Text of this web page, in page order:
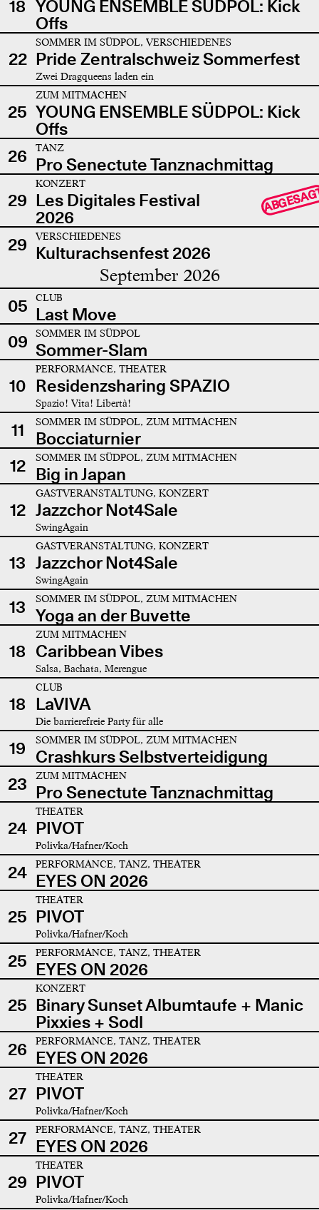
18 YOUNG ENSEMBLE SÜDPOL: Kick
Offs
22
SOMMER IM SÜDPOL, VERSCHIEDENES
Pride Zentralschweiz Sommerfest
Zwei Dragqueens laden ein
25
ZUM MITMACHEN
YOUNG ENSEMBLE SÜDPOL: Kick
Offs
26
TANZ
Pro Senectute Tanznachmittag
29
KONZERT
Les Digitales Festival
2026
29 VERSCHIEDENES
Kulturachsenfest 2026
September 2026
05 CLUB
Last Move
09
SOMMER IM SÜDPOL
Sommer-Slam
10
PERFORMANCE, THEATER
Residenzsharing SPAZIO
Spazio! Vita! Libertà!
11 SOMMER IM SÜDPOL, ZUM MITMACHEN
Bocciaturnier
12
SOMMER IM SÜDPOL, ZUM MITMACHEN
Big in Japan
12
GASTVERANSTALTUNG, KONZERT
Jazzchor Not4Sale
SwingAgain
13
GASTVERANSTALTUNG, KONZERT
Jazzchor Not4Sale
SwingAgain
13 SOMMER IM SÜDPOL, ZUM MITMACHEN
Yoga an der Buvette
18
ZUM MITMACHEN
Caribbean Vibes
Salsa, Bachata, Merengue
18
CLUB
LaVIVA
Die barrierefreie Party für alle
19 SOMMER IM SÜDPOL, ZUM MITMACHEN
Crashkurs Selbstverteidigung
23
ZUM MITMACHEN
Pro Senectute Tanznachmittag
24
THEATER
PIVOT
Polivka/Hafner/Koch
24 PERFORMANCE, TANZ, THEATER
EYES ON 2026
25
THEATER
PIVOT
Polivka/Hafner/Koch
25 PERFORMANCE, TANZ, THEATER
EYES ON 2026
25
KONZERT
Binary Sunset Albumtaufe + Manic
Pixxies + Sodl
26
PERFORMANCE, TANZ, THEATER
EYES ON 2026
27
THEATER
PIVOT
Polivka/Hafner/Koch
27 PERFORMANCE, TANZ, THEATER
EYES ON 2026
29
THEATER
PIVOT
Polivka/Hafner/Koch